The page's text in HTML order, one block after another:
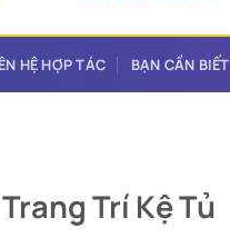
HỆ HỢP TÁC BẠN CẦN BIẾT
Trí Kệ Tủ